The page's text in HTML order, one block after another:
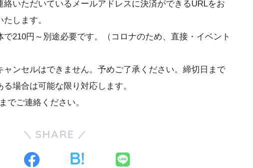
絡いただいているメールアドレスに決済ができるURLをお
します。
で210円～別途必要です。（コロナのため、直接・イベント
ャンセルはできません。予めご了承ください。締切日まで
場合は可能な限り対応します。
でご連絡ください。
SHARE